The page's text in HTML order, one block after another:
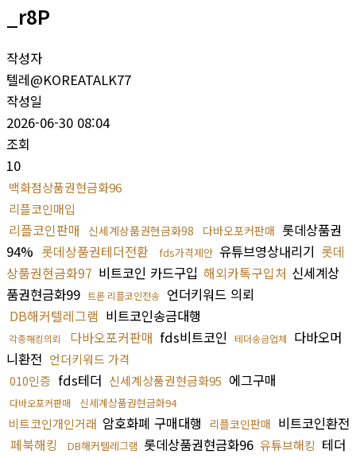
_r8P
작성자
텔레@KOREATALK77
작성일
2026-06-30 08:04
조회
10
백화점상품권현금화96
리플코인매입
리플코인판매 신세계상품권현금화98 다바오포커판매 롯데상품권
94% 롯데상품권테더전환 fds가격제안 유튜브영상내리기 롯데
상품권현금화97 비트코인 카드구입 해외카톡구입처 신세계상
품권현금화99 트론 리플코인전송 언더키워드 의뢰
DB해커텔레그램 비트코인송금대행
각종해킹의뢰 다바오포커판매 fds비트코인 테더송금업체
다바오머
니환전 언더키워드 가격
010인증 fds테더 신세계상품권현금화95 에그구매
다바오포커판매 신세계상품권현금화94
비트코인개인거래 암호화폐 구매대행 리플코인판매 비트코인환전
페북해킹
DB해커텔레그램 롯데상품권현금화96 유튜브해킹 테더